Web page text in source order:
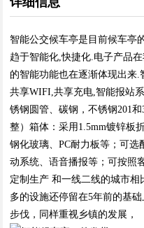
智能公交候车亭是目前候车亭
趋于智能化,快捷化.电子产品
的智能功能也在逐渐体现出来.
共享WIFI,共享充电,智能报站
锈钢圆管、碳钢，不锈钢201
整）箱体：采用1.5mm镀锌板
钢化玻璃、PC耐力板等；可
动系统、语音播报等；可按照
定制生产 和一线二线的城市
多的设施还停留在5年前的基
步伐，同样重视乡镇的发展，